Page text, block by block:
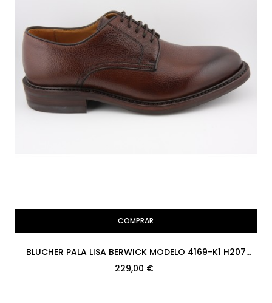
COMPRAR
BLUCHER PALA LISA BERWICK MODELO 4169-K1 H207
COUNTRY CALF NIGER...
229,00 €